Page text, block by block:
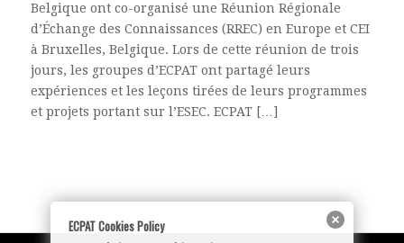
Belgique ont co-organisé une Réunion Régionale
d’Échange des Connaissances (RREC) en Europe et CEI
à Bruxelles, Belgique. Lors de cette réunion de trois
jours, les groupes d’ECPAT ont partagé leurs
expériences et les leçons tirées de leurs programmes
et projets portant sur l’ESEC. ECPAT […]
ECPAT Cookies Policy